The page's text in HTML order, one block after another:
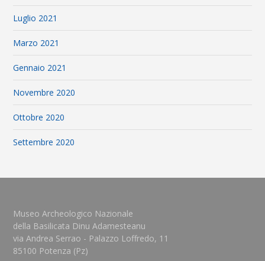
Luglio 2021
Marzo 2021
Gennaio 2021
Novembre 2020
Ottobre 2020
Settembre 2020
Museo Archeologico Nazionale
della Basilicata Dinu Adamesteanu
via Andrea Serrao - Palazzo Loffredo, 11
85100 Potenza (Pz)